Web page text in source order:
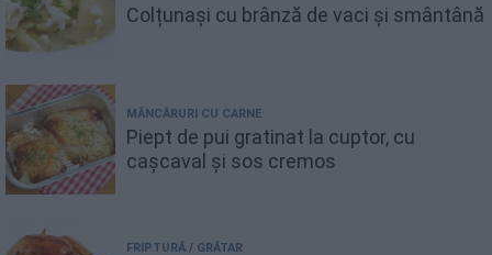
Colțunași cu brânză de vaci și smântână
MÂNCĂRURI CU CARNE
Piept de pui gratinat la cuptor, cu
cașcaval și sos cremos
FRIPTURĂ / GRĂTAR